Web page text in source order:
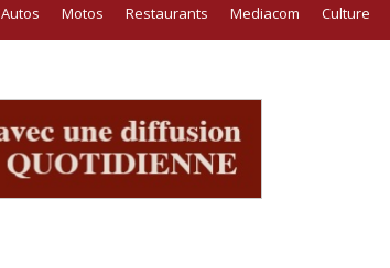
Autos Motos Restaurants Mediacom Culture